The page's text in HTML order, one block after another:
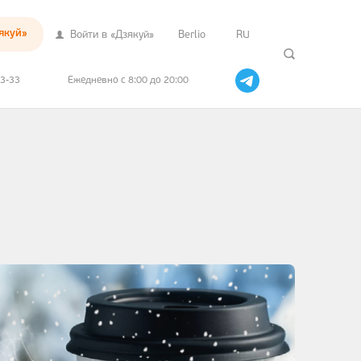
Войти в «Дзякуй» Berlio RU
33 Ежедневно с 8:00 до 20:00